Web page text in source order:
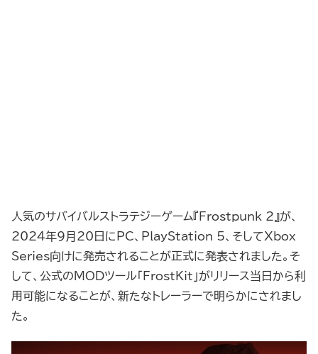
人気のサバイバルストラテジーゲーム『Frostpunk 2』が、
2024年9月20日にPC、PlayStation 5、そしてXbox
Series向けに発売されることが正式に発表されました。そ
して、公式のMODツール「FrostKit」がリリース当日から利
用可能になることが、新たなトレーラーで明らかにされまし
た。